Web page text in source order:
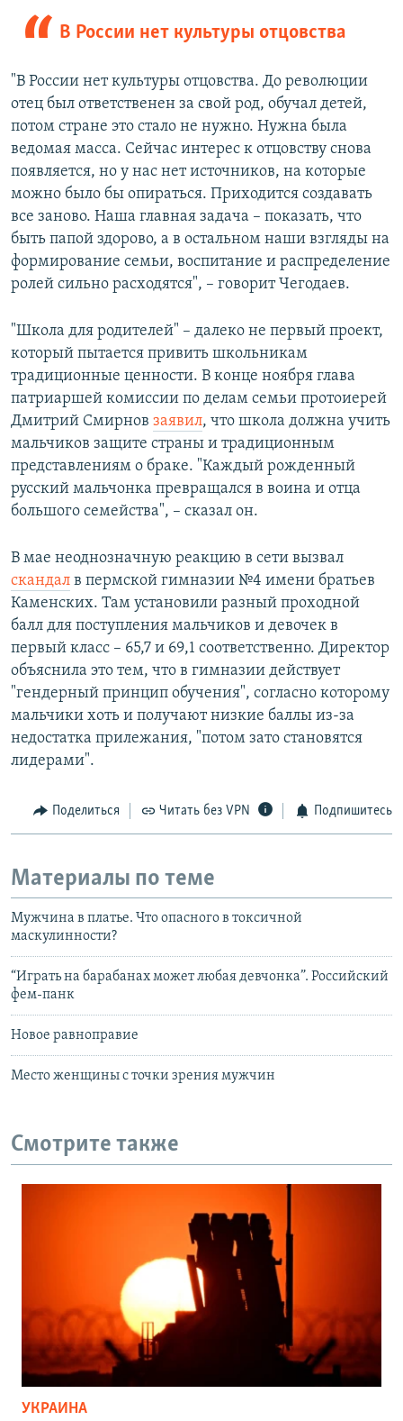
В России нет культуры отцовства
"В России нет культуры отцовства. До революции
отец был ответственен за свой род, обучал детей,
потом стране это стало не нужно. Нужна была
ведомая масса. Сейчас интерес к отцовству снова
появляется, но у нас нет источников, на которые
можно было бы опираться. Приходится создавать
все заново. Наша главная задача – показать, что
быть папой здорово, а в остальном наши взгляды на
формирование семьи, воспитание и распределение
ролей сильно расходятся", – говорит Чегодаев.
"Школа для родителей" – далеко не первый проект,
который пытается привить школьникам
традиционные ценности. В конце ноября глава
патриаршей комиссии по делам семьи протоиерей
Дмитрий Смирнов заявил, что школа должна учить
мальчиков защите страны и традиционным
представлениям о браке. "Каждый рожденный
русский мальчонка превращался в воина и отца
большого семейства", – сказал он.
В мае неоднозначную реакцию в сети вызвал
скандал в пермской гимназии №4 имени братьев
Каменских. Там установили разный проходной
балл для поступления мальчиков и девочек в
первый класс – 65,7 и 69,1 соответственно. Директор
объяснила это тем, что в гимназии действует
"гендерный принцип обучения", согласно которому
мальчики хоть и получают низкие баллы из-за
недостатка прилежания, "потом зато становятся
лидерами".
Поделиться Читать без VPN Подпишитесь
Материалы по теме
Мужчина в платье. Что опасного в токсичной
маскулинности?
“Играть на барабанах может любая девчонка”. Российский
фем-панк
Новое равноправие
Место женщины с точки зрения мужчин
Смотрите также
УКРАИНА